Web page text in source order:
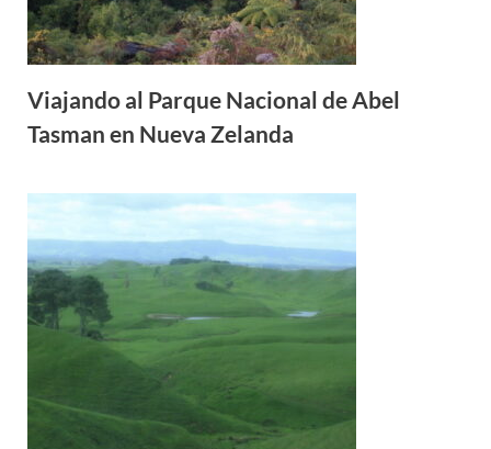
Viajando al Parque Nacional de Abel
Tasman en Nueva Zelanda